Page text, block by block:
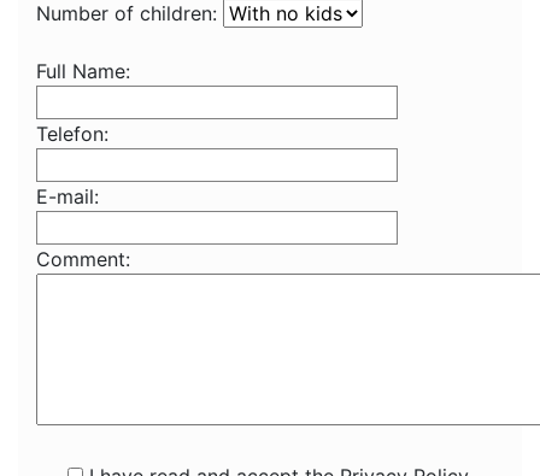
Number of children:
Full Name:
Telefon:
E-mail:
Comment: